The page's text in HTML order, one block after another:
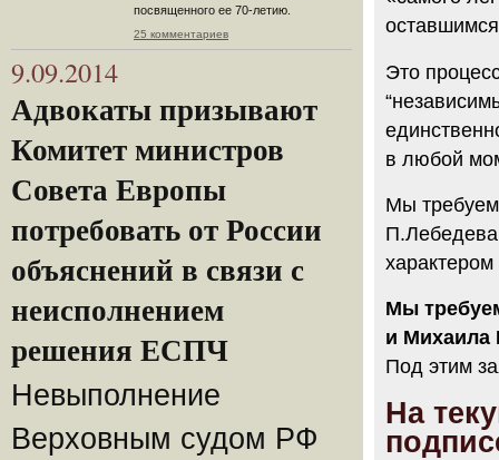
посвященного ее 70-летию.
25 комментариев
9.09.2014
Адвокаты призывают
Комитет министров
Совета Европы
потребовать от России
объяснений в связи с
неисполнением
решения ЕСПЧ
Невыполнение
Верховным судом РФ
Это
в любой
Мы
Мы
и Михаила
Под этим
На